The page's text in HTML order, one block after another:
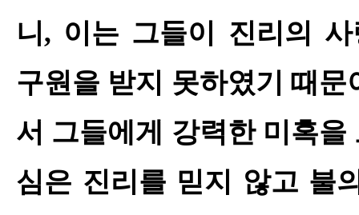
니, 이는 그들이 진리의
구원을 받지 못하였기 때문
서 그들에게 강력한 미혹
심은 진리를 믿지 않고 불